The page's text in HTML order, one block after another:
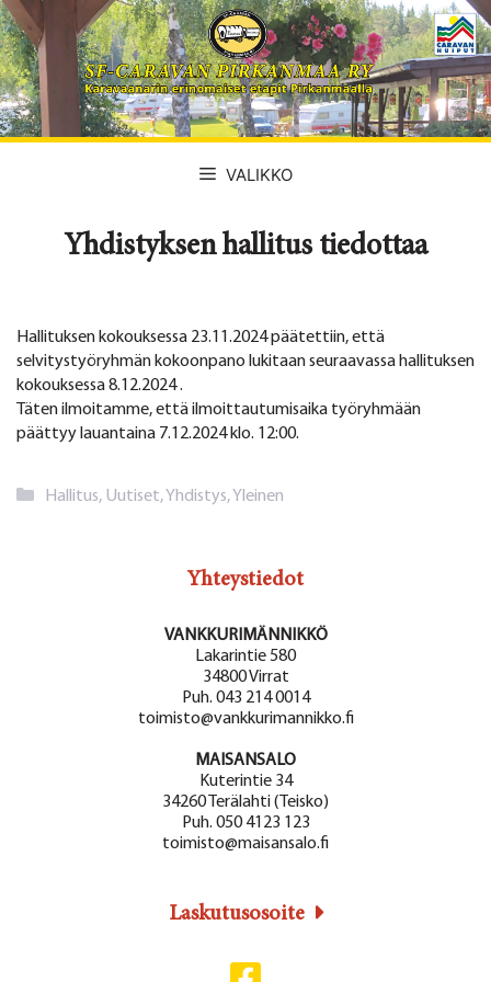
Siirry
sisältöön
VALIKKO
Yhdistyksen hallitus tiedottaa
Hallituksen kokouksessa 23.11.2024 päätettiin, että
selvitystyöryhmän kokoonpano lukitaan seuraavassa hallituksen
kokouksessa 8.12.2024 .
Täten ilmoitamme, että ilmoittautumisaika työryhmään
päättyy lauantaina 7.12.2024 klo. 12:00.
Kategoriat
Hallitus, Uutiset,Yhdistys,Yleinen
Yhteystiedot
VANKKURIMÄNNIKKÖ
Lakarintie 580
34800 Virrat
Puh. 043 214 0014
toimisto@vankkurimannikko.fi
MAISANSALO
Kuterintie 34
34260 Terälahti (Teisko)
Puh. 050 4123 123
toimisto@maisansalo.fi
Laskutusosoite